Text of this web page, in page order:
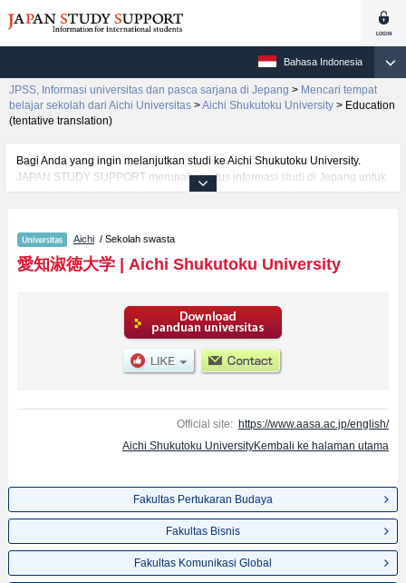
Bahasa Indonesia
JPSS, Informasi universitas dan pasca sarjana di Jepang > Mencari tempat
belajar sekolah dari Aichi Universitas >Aichi Shukutoku University > Education
(tentative translation)
Bagi Anda yang ingin melanjutkan studi ke Aichi Shukutoku University.
JAPAN STUDY SUPPORT merupakan situs informasi studi di Jepang untuk
para pelajar/mahasiswa(i) mancanegara yang dikelola bersama oleh The
Pertukaran BudayaatauFakultas Fakultas BisnisatauFakultas Fakultas
Komunikasi GlobalatauFakultas Center for Japanese Language and
CultureatauFakultas LettersatauFakultas Human InformaticsatauFakultas
and Medical SciencesatauFakultas Food and Health SciencesatauFakultas
Human ServicesatauFakultas Education (tentative translation)atauFakultas
Architecture (tentative translation), Aichi Shukutoku University. Bagi yang
mencari informasi melanjutkan studi ke Aichi Shukutoku University, silakan
memanfaatkannya. Selain itu, kami juga menyediakan informasi sekitar
siap menerima mahasiswa(i) mancanegara.
Aichi / Sekolah swasta
愛知淑徳大学| Aichi Shukutoku University
Official site: https://www.aasa.ac.jp/english/
Aichi Shukutoku UniversityKembali ke halaman utama
Fakultas Pertukaran Budaya
Fakultas Bisnis
Fakultas Komunikasi Global